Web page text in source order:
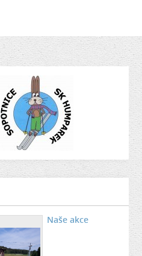
Naše akce